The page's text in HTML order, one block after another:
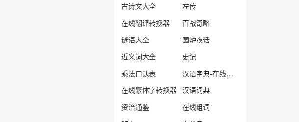
古诗文大全
左传
在线翻译转换器
百战奇略
谜语大全
围炉夜话
近义词大全
史记
乘法口诀表
汉语字典-在线查字
在线繁体字转换器 汉语词典
资治通鉴
在线组词